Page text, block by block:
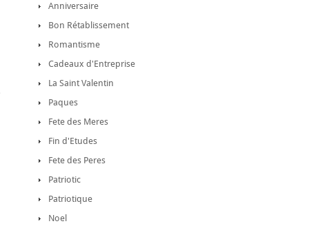
Anniversaire
Bon Rétablissement
Romantisme
Cadeaux d'Entreprise
La Saint Valentin
Paques
Fete des Meres
Fin d'Etudes
Fete des Peres
Patriotic
Patriotique
Noel